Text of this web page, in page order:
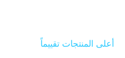
أعلى المنتجات تقييماً